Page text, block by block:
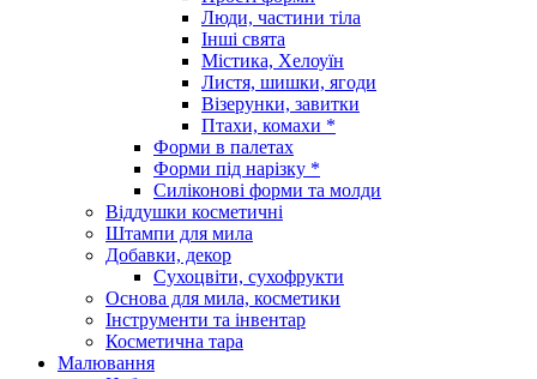
Люди, частини тіла
Інші свята
Містика, Хелоуїн
Листя, шишки, ягоди
Візерунки, завитки
Птахи, комахи *
Форми в палетах
Форми під нарізку *
Силіконові форми та молди
Віддушки косметичні
Штампи для мила
Добавки, декор
Сухоцвіти, сухофрукти
Основа для мила, косметики
Інструменти та інвентар
Косметична тара
Малювання